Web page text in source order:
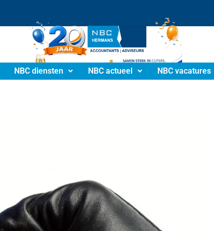
NBC diensten NBC actueel NBC vacatures